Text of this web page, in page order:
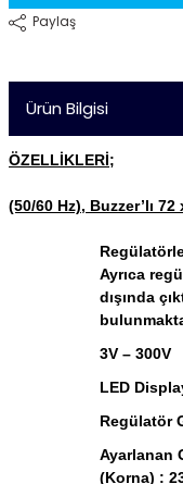
Paylaş
Ürün Bilgisi
ÖZELLİKLERİ;
(50/60 Hz), Buzzer’lı
Ayrıca
dışında
3V – 300V
LED
Regülatör
Ayarlanan
(Korna) :